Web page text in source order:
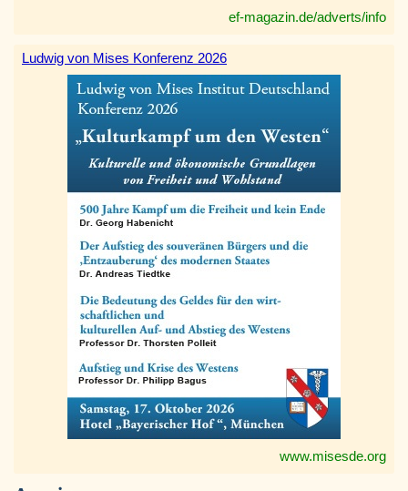
ef-magazin.de/adverts/info
Ludwig von Mises Konferenz 2026
www.misesde.org